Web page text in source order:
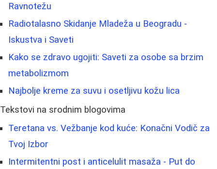
Ravnotežu
Radiotalasno Skidanje Mladeža u Beogradu -
Iskustva i Saveti
Kako se zdravo ugojiti: Saveti za osobe sa brzim
metabolizmom
Najbolje kreme za suvu i osetljivu kožu lica
Tekstovi na srodnim blogovima
Teretana vs. Vežbanje kod kuće: Konačni Vodič za
Tvoj Izbor
Intermitentni post i anticelulit masaža - Put do